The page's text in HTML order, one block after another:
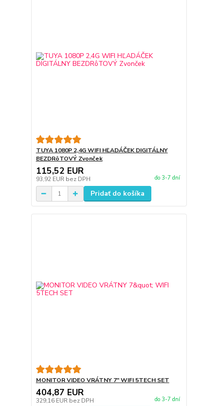
TUYA 1080P 2,4G WIFI HĽADÁČEK DIGITÁLNY
BEZDRôTOVÝ Zvonček
115,52 EUR
93,92 EUR bez DPH do 3-7 dní
Pridať do košíka
MONITOR VIDEO VRÁTNY 7" WIFI 5TECH SET
404,87 EUR
329,16 EUR bez DPH do 3-7 dní